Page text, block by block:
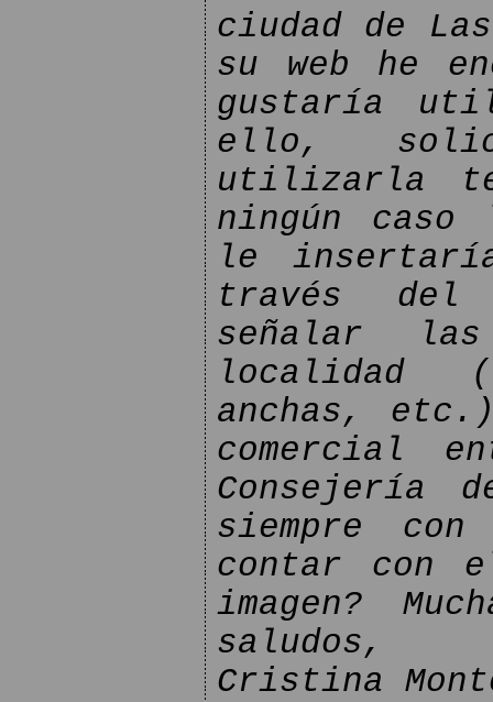
ciudad de
su web he
gustaría
ello,
utilizarla
ningún
le
través del
señalar
localidad
anchas,
comercial
Consejería
siempre
contar con
imagen?
saludos,
Cristina